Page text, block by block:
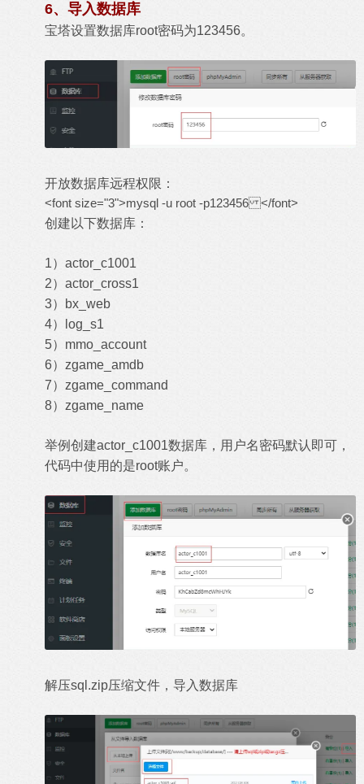
6、导入数据库
宝塔设置数据库root密码为​​123456​​。
开放数据库远程权限：
<font size="3">mysql -u root -p123456 </font>
创建以下数据库：
1）actor_c1001
2）actor_cross1
3）bx_web
4）log_s1
5）mmo_account
6）zgame_amdb
7）zgame_command
8）zgame_name
举例创建actor_c1001数据库，用户名密码默认即可，
代码中使用的是root账户。
解压sql.zip压缩文件，导入数据库